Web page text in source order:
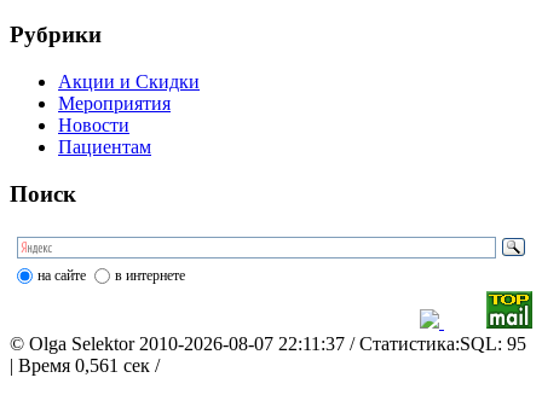
Рубрики
Акции и Скидки
Мероприятия
Новости
Пациентам
Поиск
на сайте в интернете
© Olga Selektor 2010-2026-08-07 22:11:37 / Статистика:SQL: 95
| Время 0,561 сек /